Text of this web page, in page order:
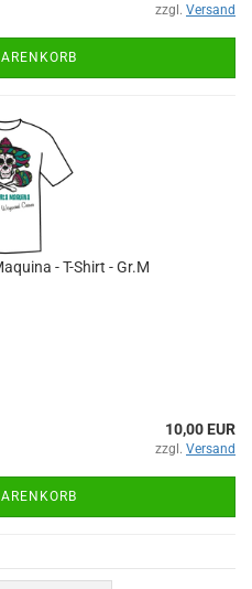
zzgl. Versand
- T-Shirt - Gr.M
10,00 EUR
zzgl. Versand